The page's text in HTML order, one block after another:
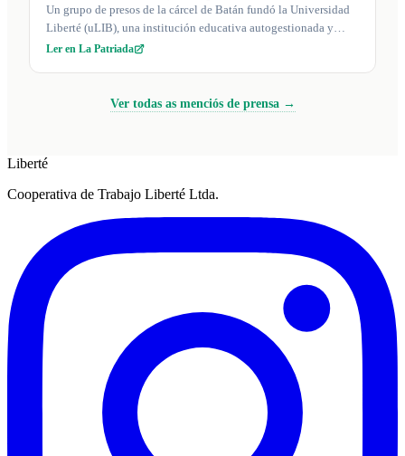
Un grupo de presos de la cárcel de Batán fundó la Universidad
Liberté (uLIB), una institución educativa autogestionada y
accesible que promu...
Ler en La Patriada
Ver todas as menciós de prensa →
Liberté
Cooperativa de Trabajo Liberté Ltda.